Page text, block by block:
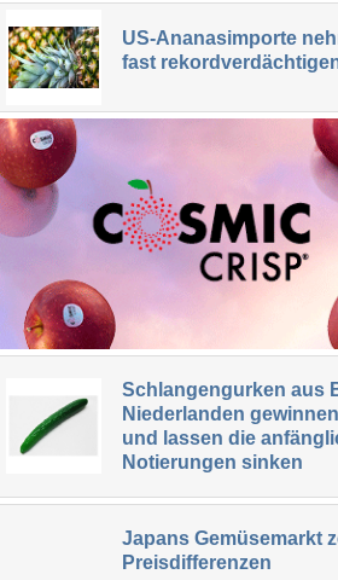
US-Ananasimporte
fast
Schlangengurken aus
Niederlanden
und lassen die
Notierungen sinken
Japans Gemüsemarkt
Preisdifferenzen